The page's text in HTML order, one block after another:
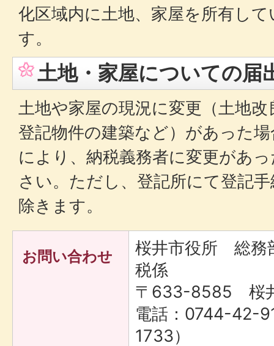
化区域内に土地、家屋を所有し
す。
土地・家屋についての届
土地や家屋の現況に変更（土地
登記物件の建築など）があった
により、納税義務者に変更があ
さい。ただし、登記所にて登記
除きます。
お問い合わせ
桜井市役所 総
税係
〒633-8585 桜
電話：0744-42-
1733）